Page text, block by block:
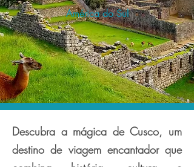
América do Sul
Descubra a mágica de Cusco, um
destino de viagem encantador que